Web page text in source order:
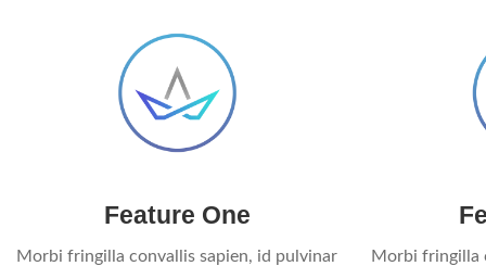
Feature One
Morbi fringilla convallis sapien, id pulvinar
Morbi fringilla